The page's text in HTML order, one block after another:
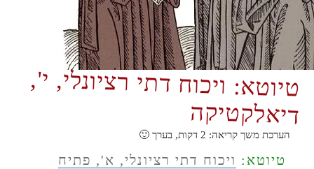
טיוטא: ויכוח דתי רציונלי, י',
דיאלקטיקה
הערכת משך קריאה: 2 דקות, בערך 🙂
טיוטא: ויכוח דתי רציונלי, א', פתיח